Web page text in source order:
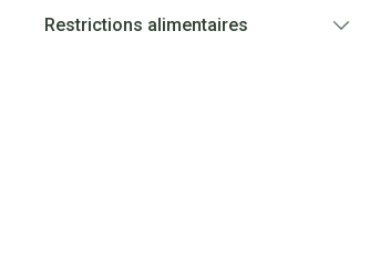
Restrictions alimentaires